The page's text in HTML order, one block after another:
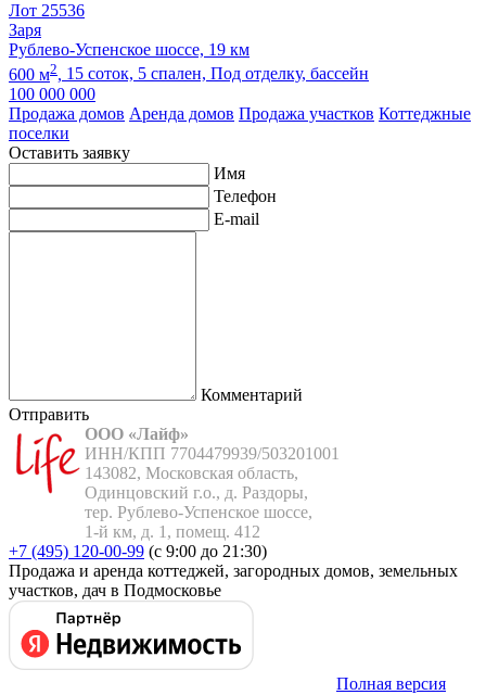
Лот 25536
Заря
Рублево-Успенское шоссе, 19 км
600 м2, 15 соток, 5 спален, Под отделку, бассейн
100 000 000
Продажа домов Аренда домов Продажа участков Коттеджные
поселки
Оставить заявку
Имя
Телефон
E-mail
Комментарий
Отправить
ООО «Лайф»
ИНН/КПП 7704479939/503201001
143082, Московская область,
Одинцовский г.о., д. Раздоры,
тер. Рублево-Успенское шоссе,
1-й км, д. 1, помещ. 412
+7 (495) 120-00-99 (с 9:00 до 21:30)
Продажа и аренда коттеджей, загородных домов, земельных
участков, дач в Подмосковье
Полная версия